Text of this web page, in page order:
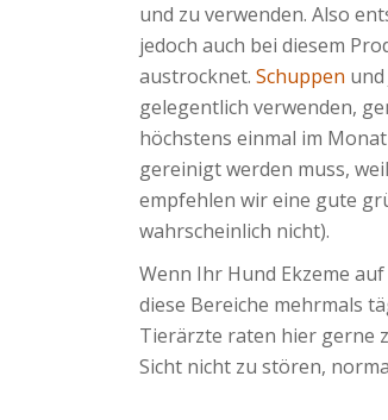
und zu verwenden. Also
jedoch auch bei diesem
austrocknet. Schuppen
gelegentlich verwenden,
höchstens einmal im
gereinigt werden muss,
empfehlen wir eine gute
wahrscheinlich nicht).
Wenn Ihr Hund Ekzeme
diese Bereiche mehrmals
Tierärzte raten hier gerne
Sicht nicht zu stören,